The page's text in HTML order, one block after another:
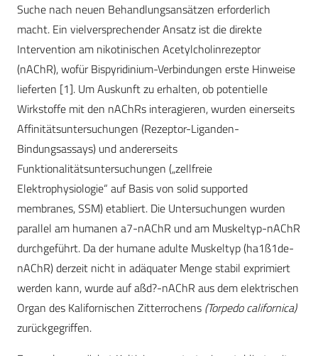
Suche nach neuen Behandlungsansätzen erforderlich
macht. Ein vielversprechender Ansatz ist die direkte
Intervention am nikotinischen Acetylcholinrezeptor
(nAChR), wofür Bispyridinium-Verbindungen erste Hinweise
lieferten [1]. Um Auskunft zu erhalten, ob potentielle
Wirkstoffe mit den nAChRs interagieren, wurden einerseits
Affinitätsuntersuchungen (Rezeptor-Liganden-
Bindungsassays) und andererseits
Funktionalitätsuntersuchungen („zellfreie
Elektrophysiologie“ auf Basis von solid supported
membranes, SSM) etabliert. Die Untersuchungen wurden
parallel am humanen a7-nAChR und am Muskeltyp-nAChR
durchgeführt. Da der humane adulte Muskeltyp (ha1ß1de-
nAChR) derzeit nicht in adäquater Menge stabil exprimiert
werden kann, wurde auf aßd?-nAChR aus dem elektrischen
Organ des Kalifornischen Zitterrochens (Torpedo californica)
zurückgegriffen.